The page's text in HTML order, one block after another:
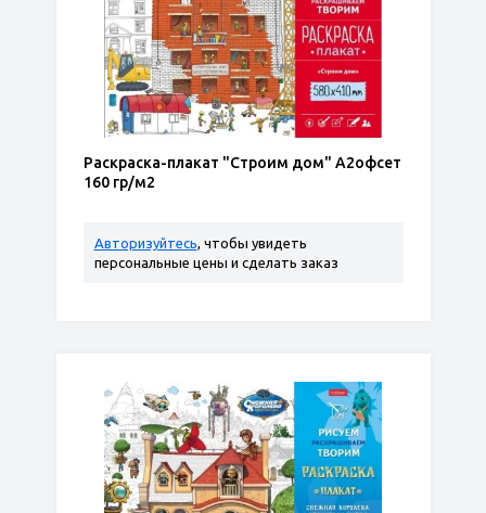
Раскраска-плакат "Строим дом" А2офсет
160 гр/м2
Авторизуйтесь, чтобы увидеть
персональные цены и сделать заказ